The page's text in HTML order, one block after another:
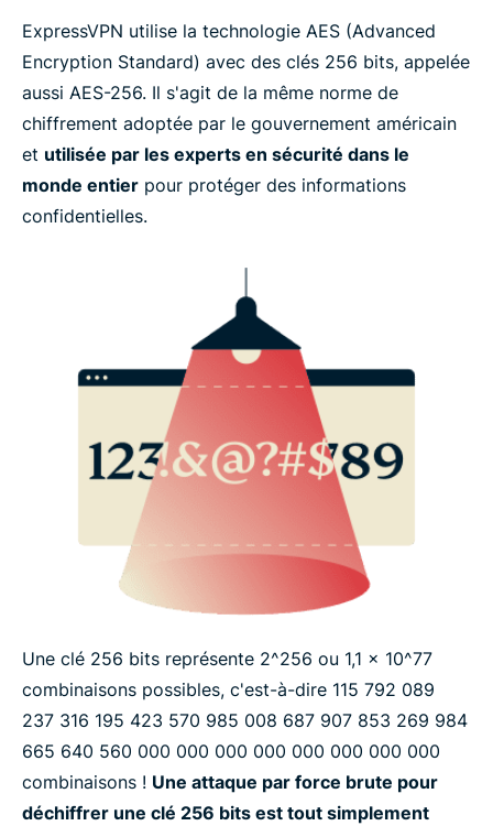
ExpressVPN utilise la technologie AES (Advanced
Encryption Standard) avec des clés 256 bits, appelée
aussi AES-256. Il s'agit de la même norme de
chiffrement adoptée par le gouvernement américain
et utilisée par les experts en sécurité dans le
monde entier pour protéger des informations
confidentielles.
Une clé 256 bits représente 2^256 ou 1,1 x 10^77
combinaisons possibles, c'est-à-dire 115 ​792 ​089 ​
237 ​316 ​195 ​423 ​570 ​985 ​008 ​687 ​907 ​853 ​269 ​984
​665 ​640 ​560 ​000 ​000 ​000 ​000 ​000 ​000 ​000 ​000
combinaisons ! Une attaque par force brute pour
déchiffrer une clé 256 bits est tout simplement